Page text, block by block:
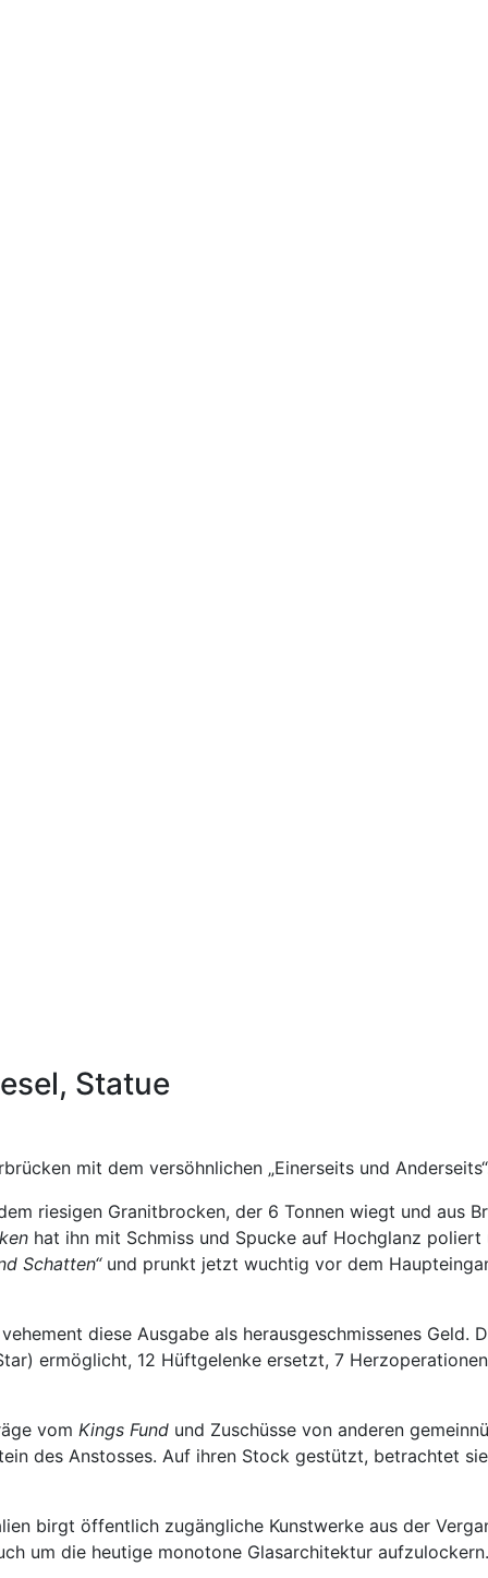
Statue
mit dem versöhnlichen „Einerseits und
riesigen Granitbrocken, der 6 Tonnen wiegt und aus
hat ihn mit Schmiss und Spucke auf Hochglanz poliert
Schatten“und prunkt jetzt wuchtig vor dem
diese Ausgabe als herausgeschmissenes Geld.
ermöglicht, 12 Hüftgelenke ersetzt, 7
vom Kings Fund und Zuschüsse von anderen
des Anstosses. Auf ihren Stock gestützt, betrachtet
birgt öffentlich zugängliche Kunstwerke aus der
um die heutige monotone Glasarchitektur aufzulockern.